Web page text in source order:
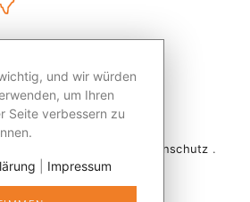
Datenschutz .
Kontakt
und wir würden
um Ihren
Seite verbessern zu
Impressum